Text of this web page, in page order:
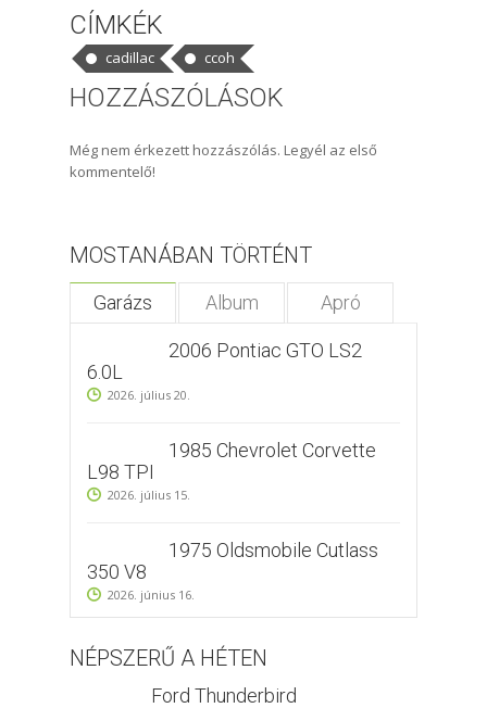
CÍMKÉK
cadillac ccoh
HOZZÁSZÓLÁSOK
Még nem érkezett hozzászólás. Legyél az első
kommentelő!
MOSTANÁBAN TÖRTÉNT
Garázs Album Apró
2006 Pontiac GTO LS2
6.0L
2026. július 20.
1985 Chevrolet Corvette
L98 TPI
2026. július 15.
1975 Oldsmobile Cutlass
350 V8
2026. június 16.
NÉPSZERŰ A HÉTEN
Ford Thunderbird